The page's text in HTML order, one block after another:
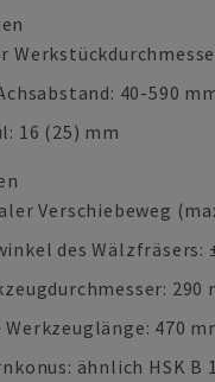
40-590
16 (25) mm
Verschiebeweg
des Wälzfräsers:
290
Werkzeuglänge: 470
ähnlich HSK B